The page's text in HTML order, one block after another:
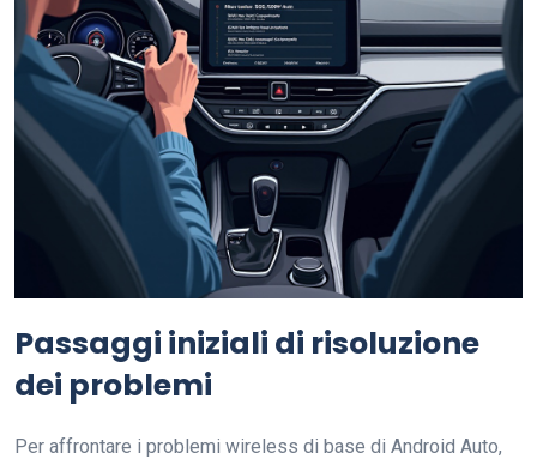
Passaggi iniziali di risoluzione
dei problemi
Per affrontare i problemi wireless di base di Android Auto,